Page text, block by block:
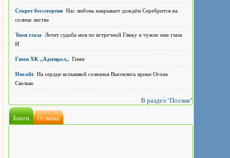
Секрет бессмертия Нас любовь накрывает дождём Серебрится на
солнце листва
Твои глаза Летит судьба моя по встречной Гляжу в чужие мне глаза
И
Гимн ХК ,,Адмирал,, Гимн
Инсайт На сердце вспышкой сознанья Высеклись крики Огонь
Сколько
В раздел "Поэзия"
Блоги
Отзывы